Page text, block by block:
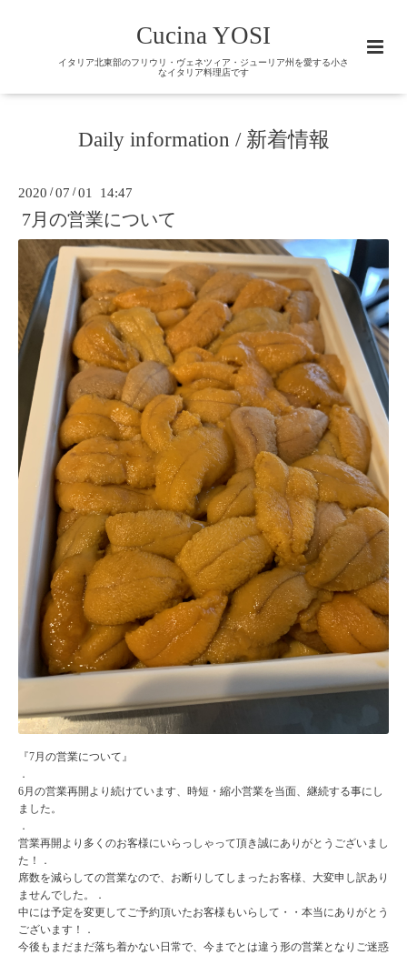
Cucina YOSI
イタリア北東部のフリウリ・ヴェネツィア・ジューリア州を愛する小さ
なイタリア料理店です
Daily information / 新着情報
2020 /07 /01 14:47
7月の営業について
『7月の営業について』
．
6月の営業再開より続けています、時短・縮小営業を当面、継続する事にし
ました。
．
営業再開より多くのお客様にいらっしゃって頂き誠にありがとうございまし
た！．
席数を減らしての営業なので、お断りしてしまったお客様、大変申し訳あり
ませんでした。．
中には予定を変更してご予約頂いたお客様もいらして・・本当にありがとう
ございます！．
今後もまだまだ落ち着かない日常で、今までとは違う形の営業となりご迷惑